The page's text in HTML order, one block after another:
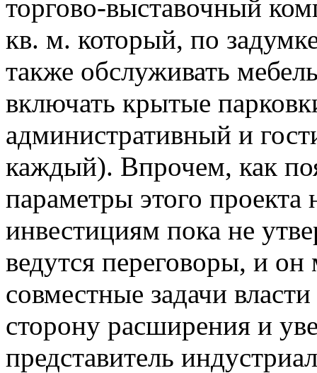
торгово-выставочный
кв. м. который, по
также обслуживать
включать крытые
административный и
каждый). Впрочем, как
параметры этого
инвестициям пока не
ведутся переговоры, и
совместные задачи
сторону расширения и
представитель